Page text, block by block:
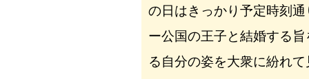
の日はきっかり予定時刻
ー公国の王子と結婚する
る自分の姿を大衆に紛れ